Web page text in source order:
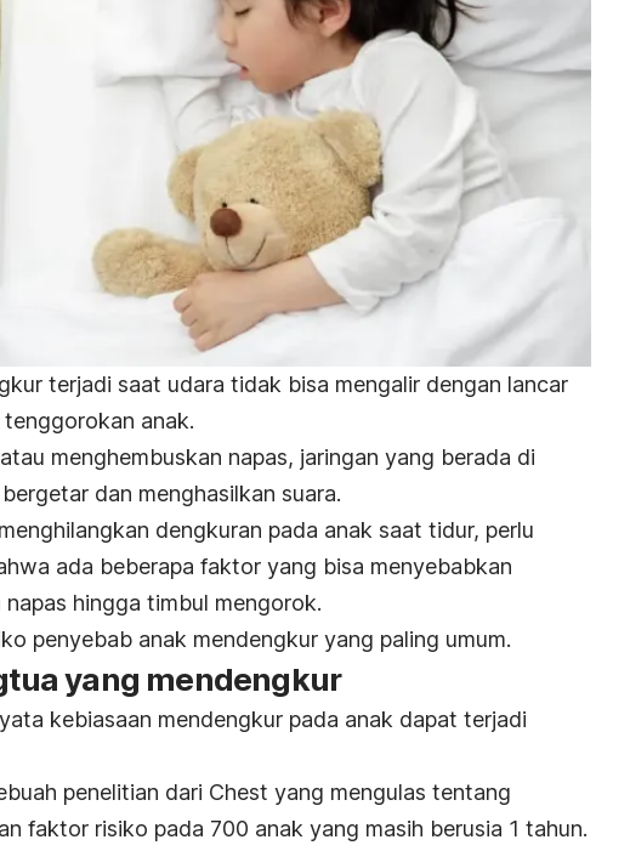
terjadi saat udara tidak bisa mengalir dengan lancar
tenggorokan anak.
menghembuskan napas, jaringan yang berada di
dan menghasilkan suara.
dengkuran pada anak saat tidur, perlu
ada beberapa faktor yang bisa menyebabkan
hingga timbul mengorok.
penyebab anak mendengkur yang paling umum.
yang mendengkur
kebiasaan mendengkur pada anak dapat terjadi
penelitian dari Chest yang mengulas tentang
faktor risiko pada 700 anak yang masih berusia 1 tahun.